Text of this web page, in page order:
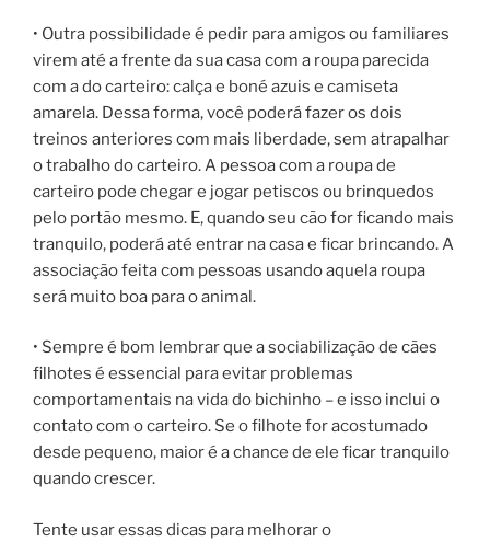
• Outra possibilidade é pedir para amigos ou familiares
virem até a frente da sua casa com a roupa parecida
com a do carteiro: calça e boné azuis e camiseta
amarela. Dessa forma, você poderá fazer os dois
treinos anteriores com mais liberdade, sem atrapalhar
o trabalho do carteiro. A pessoa com a roupa de
carteiro pode chegar e jogar petiscos ou brinquedos
pelo portão mesmo. E, quando seu cão for ficando mais
tranquilo, poderá até entrar na casa e ficar brincando. A
associação feita com pessoas usando aquela roupa
será muito boa para o animal.
• Sempre é bom lembrar que a sociabilização de cães
filhotes é essencial para evitar problemas
comportamentais na vida do bichinho – e isso inclui o
contato com o carteiro. Se o filhote for acostumado
desde pequeno, maior é a chance de ele ficar tranquilo
quando crescer.
Tente usar essas dicas para melhorar o